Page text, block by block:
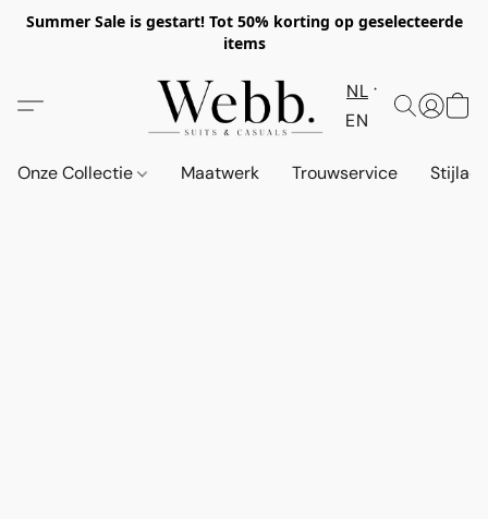
Summer Sale is gestart! Tot 50% korting op geselecteerde
items
NL
EN
Onze Collectie Maatwerk Trouwservice